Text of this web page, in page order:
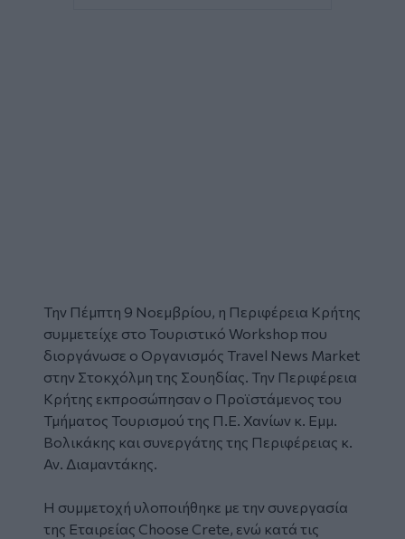
Την Πέμπτη 9 Νοεμβρίου, η Περιφέρεια Κρήτης
συμμετείχε στο Τουριστικό Workshop που
διοργάνωσε ο Οργανισμός Travel News Market
στην Στοκχόλμη της Σουηδίας. Την Περιφέρεια
Κρήτης εκπροσώπησαν ο Προϊστάμενος του
Τμήματος Τουρισμού της Π.Ε. Χανίων κ. Εμμ.
Βολικάκης και συνεργάτης της Περιφέρειας κ.
Αν. Διαμαντάκης.
Η συμμετοχή υλοποιήθηκε με την συνεργασία
της Εταιρείας Choose Crete, ενώ κατά τις